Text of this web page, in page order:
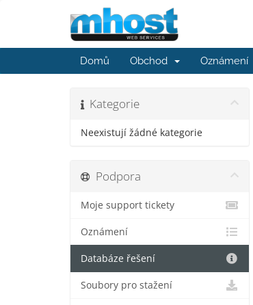
Domů Obchod Oznámení
Kategorie
Neexistují žádné kategorie
Podpora
Moje support tickety
Oznámení
Databáze řešení
Soubory pro stažení